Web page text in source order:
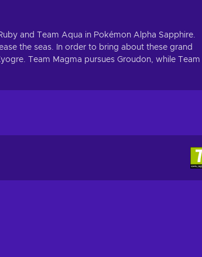
and Team Aqua in Pokémon Alpha Sapphire.
the seas. In order to bring about these grand
Team Magma pursues Groudon, while Team